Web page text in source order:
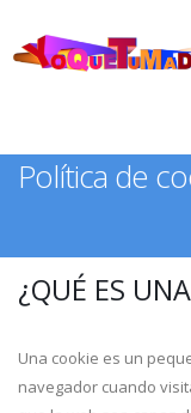
Política de
¿QUÉ ES
Una cookie es un
navegador cuando